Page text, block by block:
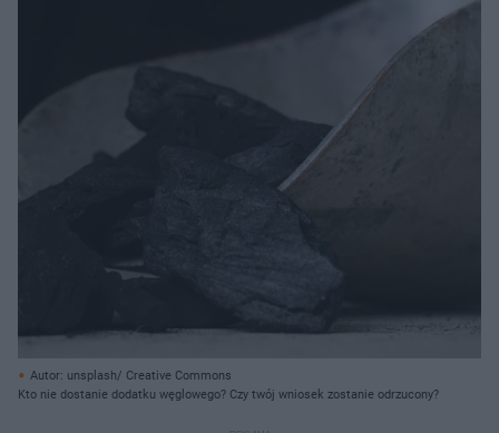
Autor: unsplash/ Creative Commons
Kto nie dostanie dodatku węglowego? Czy twój wniosek zostanie odrzucony?